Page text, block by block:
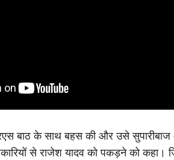
बाठ के साथ बहस की और उसे
से राजेश यादव को पकड़ने को